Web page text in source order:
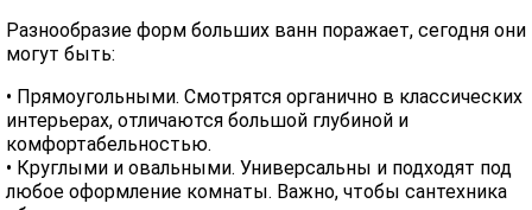
Разнообразие форм больших ванн поражает, сегодня они
могут быть:
• Прямоугольными. Смотрятся органично в классических
интерьерах, отличаются большой глубиной и
комфортабельностью.
• Круглыми и овальными. Универсальны и подходят под
любое оформление комнаты. Важно, чтобы сантехника